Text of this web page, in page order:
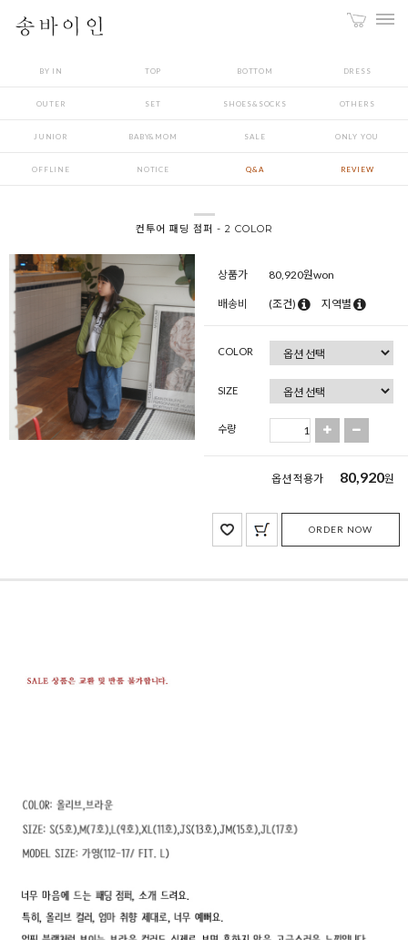
BY IN TOP BOTTOM DRESS
OUTER SET SHOES&SOCKS OTHERS
JUNIOR BABY&MOM SALE ONLY YOU
OFFLINE NOTICE Q&A REVIEW
컨투어 패딩 점퍼 - 2 COLOR
상품가 80,920원won
배송비 (조건) 지역별
COLOR
SIZE
수량
옵션 적용가 80,920원
ORDER NOW